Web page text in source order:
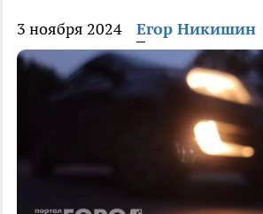
3 ноября 2024 Егор Никишин